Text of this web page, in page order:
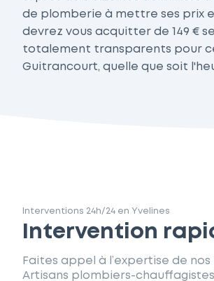
de plomberie à mettre ses prix
devrez vous acquitter de 149 €
totalement transparents pour
Guitrancourt, quelle que soit
Interventions 24h/24 en Yvelines
Intervention
Faites appel à l’expertise de
Artisans plombiers-